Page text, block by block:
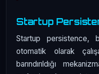
Startup
Startup persistence,
otomatik olarak
barındırıldığı